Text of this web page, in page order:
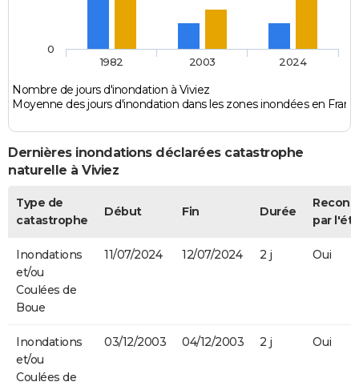
Nombre de jours d'inondation à Viviez
Moyenne des jours d'inondation dans les zones inondées en
1982 2003 2024
0
Dernières inondations déclarées catastrophe
naturelle à Viviez
Type de
catastrophe
Début Fin Durée
par
Inondations
et/ou
Coulées de
Boue
11/07/2024 12/07/2024 2 j Oui
Inondations
et/ou
Coulées de
03/12/2003 04/12/2003 2 j Oui